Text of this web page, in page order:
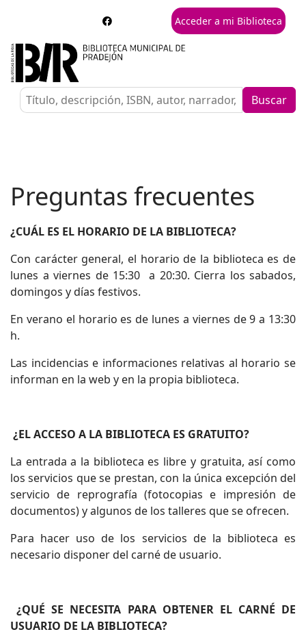
Acceder a mi Biblioteca
Buscar
Preguntas frecuentes
¿CUÁL ES EL HORARIO DE LA BIBLIOTECA?
Con carácter general, el horario de la biblioteca es de
lunes a viernes de 15:30 a 20:30. Cierra los sabados,
domingos y días festivos.
En verano el horario es de lunes a viernes de 9 a 13:30
h.
Las incidencias e informaciones relativas al horario se
informan en la web y en la propia biblioteca.
¿EL ACCESO A LA BIBLIOTECA ES GRATUITO?
La entrada a la biblioteca es libre y gratuita, así como
los servicios que se prestan, con la única excepción del
servicio de reprografía (fotocopias e impresión de
documentos) y algunos de los talleres que se ofrecen.
Para hacer uso de los servicios de la biblioteca es
necesario disponer del carné de usuario.
¿QUÉ SE NECESITA PARA OBTENER EL CARNÉ DE
USUARIO DE LA BIBLIOTECA?